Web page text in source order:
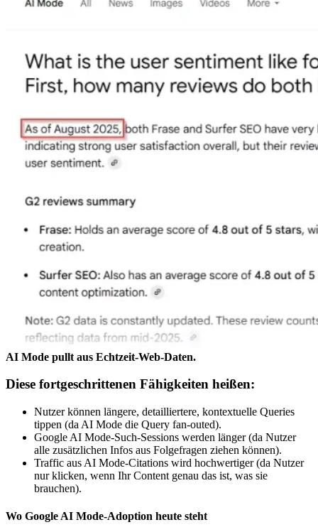
AI Mode pullt aus Echtzeit-Web-Daten.
Diese fortgeschrittenen Fähigkeiten heißen:
Nutzer können längere, detailliertere, kontextuelle Queries
tippen (da AI Mode die Query fan-outed).
Google AI Mode-Such-Sessions werden länger (da Nutzer
alle zusätzlichen Infos aus Folgefragen ziehen können).
Traffic aus AI Mode-Citations wird hochwertiger (da Nutzer
nur klicken, wenn Ihr Content genau das ist, was sie
brauchen).
Wo Google AI Mode-Adoption heute steht